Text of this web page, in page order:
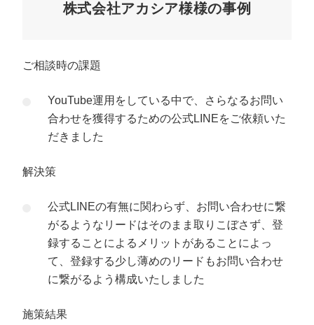
株式会社アカシア様様の事例
ご相談時の課題
YouTube運用をしている中で、さらなるお問い
合わせを獲得するための公式LINEをご依頼いた
だきました
解決策
公式LINEの有無に関わらず、お問い合わせに繋
がるようなリードはそのまま取りこぼさず、登
録することによるメリットがあることによっ
て、登録する少し薄めのリードもお問い合わせ
に繋がるよう構成いたしました
施策結果